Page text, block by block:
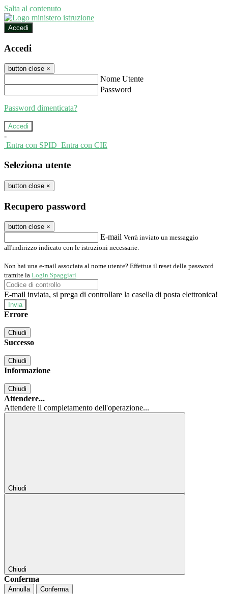
Salta al contenuto
Accedi
Accedi
button close ×
Nome Utente
Password
Password dimenticata?
-
Entra con SPID Entra con CIE
Seleziona utente
button close ×
Recupero password
button close ×
E-mail Verrà inviato un messaggio
all'indirizzo indicato con le istruzioni necessarie.
Non hai una e-mail associata al nome utente? Effettua il reset della password
tramite la Login Spaggiari
E-mail inviata, si prega di controllare la casella di posta elettronica!
Errore
Chiudi
Successo
Chiudi
Informazione
Chiudi
Attendere...
Attendere il completamento dell'operazione...
Chiudi
Chiudi
Conferma
Annulla Conferma